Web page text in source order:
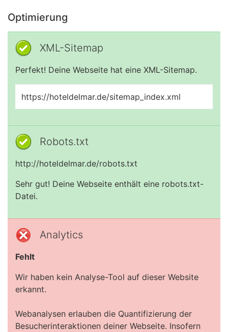
Optimierung
XML-Sitemap
Perfekt! Deine Webseite hat eine XML-Sitemap.
https://hoteldelmar.de/sitemap_index.xml
Robots.txt
http://hoteldelmar.de/robots.txt
Sehr gut! Deine Webseite enthält eine robots.txt-
Datei.
Analytics
Fehlt
Wir haben kein Analyse-Tool auf dieser Website
erkannt.
Webanalysen erlauben die Quantifizierung der
Besucherinteraktionen deiner Webseite. Insofern